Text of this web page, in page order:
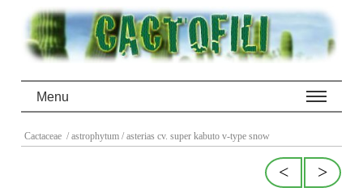
Menu
Cactaceae / astrophytum / asterias cv. super kabuto v-type snow
>
<